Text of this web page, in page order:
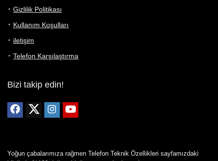
Gizlilik Politikası
Kullanım Koşulları
iletişim
Telefon Karşılaştırma
Bizi takip edin!
Yoğun çabalarımıza rağmen Telefon Teknik Özellikleri sayfamızdaki